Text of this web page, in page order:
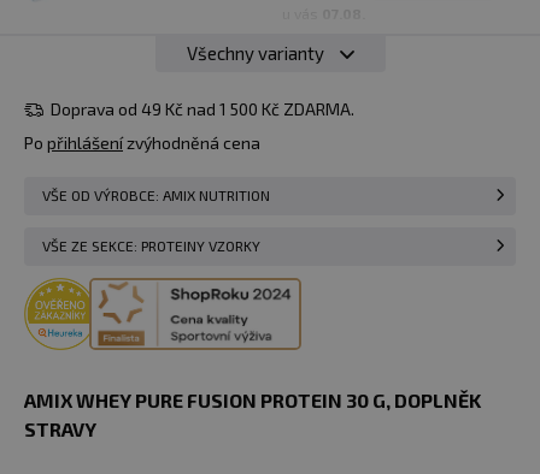
čokoláda/karamel
36 Kč
u vás07.08.
piñacolada
vanilka
nedostupné
30 g
Všechny varianty
Doprava od 49 Kč nad 1 500 Kč ZDARMA.
Po přihlášenízvýhodněná cena
VŠE OD VÝROBCE: AMIX NUTRITION
VŠE ZE SEKCE: PROTEINY VZORKY
AMIX WHEY PURE FUSION PROTEIN 30 G, DOPLNĚK
STRAVY